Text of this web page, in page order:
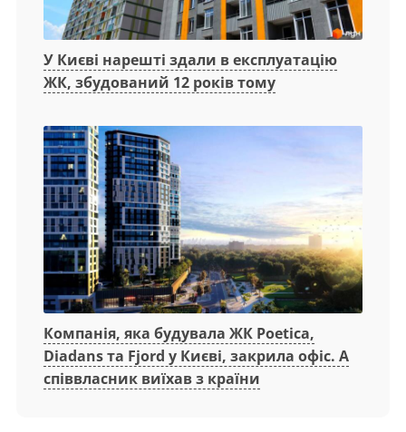
У Києві нарешті здали в експлуатацію
ЖК, збудований 12 років тому
Компанія, яка будувала ЖК Poetica,
Diadans та Fjord у Києві, закрила офіс. А
співвласник виїхав з країни